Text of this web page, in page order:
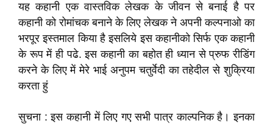
यह कहानी एक वास्तविक लेखक के जीवन से बनाई है पर
कहानी को रोमांचक बनाने के लिए लेखक ने अपनी कल्पनाओ का
भरपूर इस्तमाल किया है इसलिये इस कहानीको सिर्फ एक कहानी
के रूप में ही पढे. इस कहानी का बहोत ही ध्यान से प्रुफ रीडिंग
करने के लिए में मेरे भाई अनुपम चतुर्वेदी का तहेदील से शुक्रिया
करता हुं
सुचना : इस कहानी में लिए गए सभी पात्र काल्पनिक है। इनका